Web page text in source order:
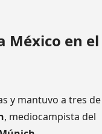
México en el
y mantuvo a tres de
, mediocampista del